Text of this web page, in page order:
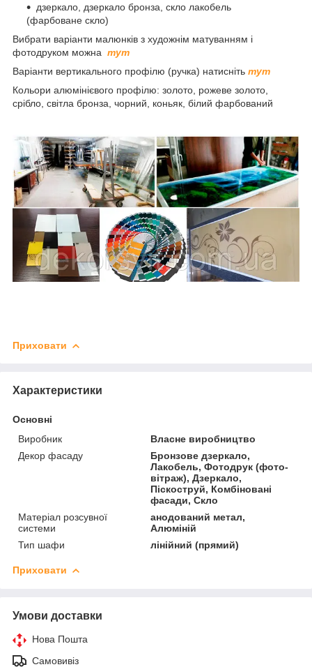
дзеркало, дзеркало бронза, скло лакобель
(фарбоване скло)
Вибрати варіанти малюнків з художнім матуванням і
фотодруком можна тут
Варіанти вертикального профілю (ручка) натисніть тут
Кольори алюмінієвого профілю: золото, рожеве золото,
срібло, світла бронза, чорний, коньяк, білий фарбований
Приховати
Характеристики
Основні
Виробник
Власне виробництво
Декор фасаду
Бронзове дзеркало,
Лакобель, Фотодрук (фото-
вітраж), Дзеркало,
Піскоструй, Комбіновані
фасади, Скло
Матеріал розсувної
системи
анодований метал,
Алюміній
Тип шафи
лінійний (прямий)
Приховати
Умови доставки
Нова Пошта
Самовивіз